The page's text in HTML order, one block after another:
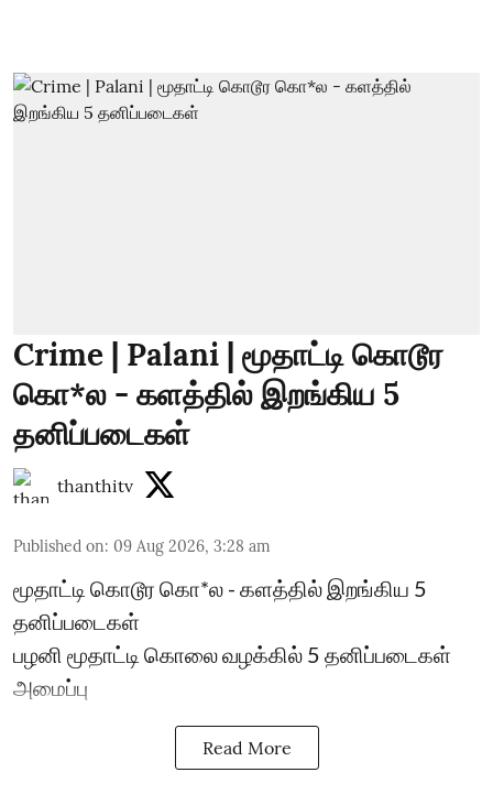
Crime | Palani | மூதாட்டி கொடூர
கொ*ல - களத்தில் இறங்கிய 5
தனிப்படைகள்
thanthitv
Published on: 09 Aug 2026, 3:28 am
மூதாட்டி கொடூர கொ*ல - களத்தில் இறங்கிய 5
தனிப்படைகள்
பழனி மூதாட்டி கொலை வழக்கில் 5 தனிப்படைகள்
அமைப்பு
Read More